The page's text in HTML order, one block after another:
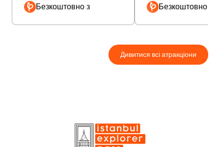
Дивитися всі атракціони
Безкоштовно з Безкоштовно з